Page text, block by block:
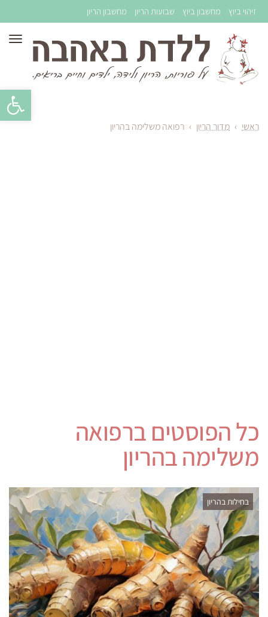
זיהוי ביוץ מחשבון ביוץ שבועות הריון מחשבון הריון
ראשי › מדור הריון › רפואה משלימה בהריון
כל הפוסטים ברפואה
משלימה בהריון
בחילות בהריון
פתח